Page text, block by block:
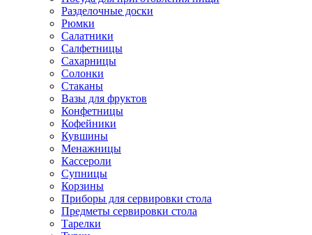
Разделочные доски
Рюмки
Салатники
Салфетницы
Сахарницы
Солонки
Стаканы
Вазы для фруктов
Конфетницы
Кофейники
Кувшины
Менажницы
Кассероли
Супницы
Корзины
Приборы для сервировки стола
Предметы сервировки стола
Тарелки